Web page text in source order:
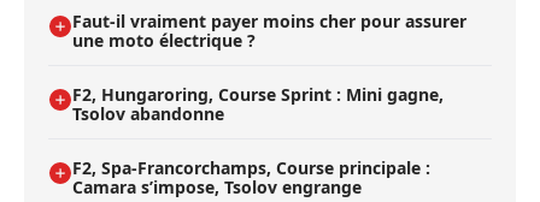
Faut-il vraiment payer moins cher pour assurer
une moto électrique ?
F2, Hungaroring, Course Sprint : Mini gagne,
Tsolov abandonne
F2, Spa-Francorchamps, Course principale :
Camara s’impose, Tsolov engrange